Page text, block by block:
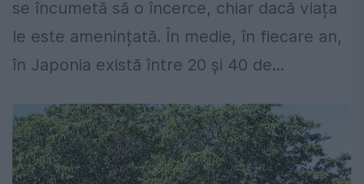
se încumetă să o încerce, chiar dacă viața
le este amenințată. În medie, în fiecare an,
în Japonia există între 20 și 40 de...